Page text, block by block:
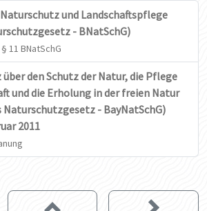
und Landschaftspflege
- BNatSchG)
11 BNatSchG
über den Schutz der Natur, die Pflege
und die Erholung in der freien Natur
Naturschutzgesetz - BayNatSchG)
2011